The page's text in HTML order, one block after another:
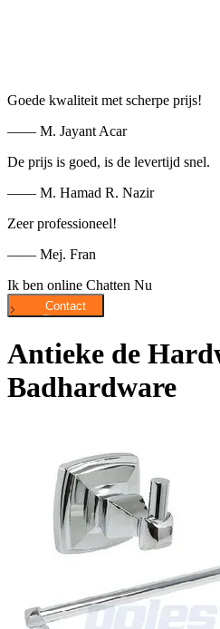
Goede kwaliteit met scherpe prijs!
—— M. Jayant Acar
De prijs is goed, is de levertijd snel.
—— M. Hamad R. Nazir
Zeer professioneel!
—— Mej. Fran
Ik ben online Chatten Nu
Antieke de
Badhardware